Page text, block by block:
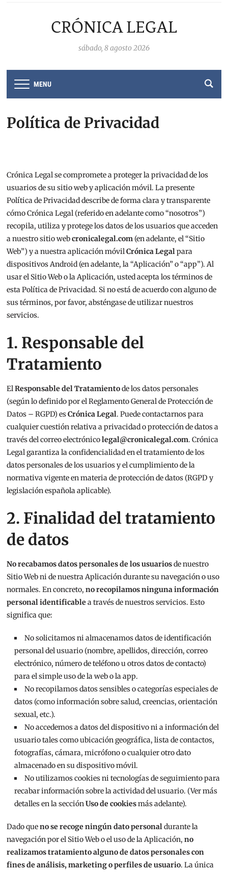
CRÓNICA LEGAL
sábado, 8 agosto 2026
MENU
Política de Privacidad
Crónica Legal se compromete a proteger la privacidad de los
usuarios de su sitio web y aplicación móvil. La presente
Política de Privacidad describe de forma clara y transparente
cómo Crónica Legal (referido en adelante como “nosotros”)
recopila, utiliza y protege los datos de los usuarios que acceden
a nuestro sitio webcronicalegal.com (en adelante, el “Sitio
Web”) y a nuestra aplicación móvilCrónica Legalpara
dispositivos Android (en adelante, la “Aplicación” o “app”). Al
usar el Sitio Web o la Aplicación, usted acepta los términos de
esta Política de Privacidad. Si no está de acuerdo con alguno de
sus términos, por favor, absténgase de utilizar nuestros
servicios.
1. Responsable del
Tratamiento
ElResponsable del Tratamientode los datos personales
(según lo definido por el Reglamento General de Protección de
Datos – RGPD) esCrónica Legal. Puede contactarnos para
cualquier cuestión relativa a privacidad o protección de datos a
través del correo electrónicolegal@cronicalegal.com. Crónica
Legal garantiza la confidencialidad en el tratamiento de los
datos personales de los usuarios y el cumplimiento de la
normativa vigente en materia de protección de datos (RGPD y
legislación española aplicable).
2. Finalidad del tratamiento
de datos
No recabamos datos personales de los usuariosde nuestro
Sitio Web ni de nuestra Aplicación durante su navegación o uso
normales. En concreto,no recopilamos ninguna información
personal identificable a través de nuestros servicios. Esto
significa que:
No solicitamos ni almacenamos datos de identificación
personal del usuario (nombre, apellidos, dirección, correo
electrónico, número de teléfono u otros datos de contacto)
para el simple uso de la web o la app.
No recopilamos datos sensibles o categorías especiales de
datos (como información sobre salud, creencias, orientación
sexual, etc.).
No accedemos a datos del dispositivo ni a información del
usuario tales como ubicación geográfica, lista de contactos,
fotografías, cámara, micrófono o cualquier otro dato
almacenado en su dispositivo móvil.
No utilizamos cookies ni tecnologías de seguimiento para
recabar información sobre la actividad del usuario. (Ver más
detalles en la secciónUso de cookiesmás adelante).
Dado queno se recoge ningún dato personaldurante la
navegación por el Sitio Web o el uso de la Aplicación,no
realizamos tratamiento alguno de datos personales con
fines de análisis, marketing o perfiles de usuario. La única